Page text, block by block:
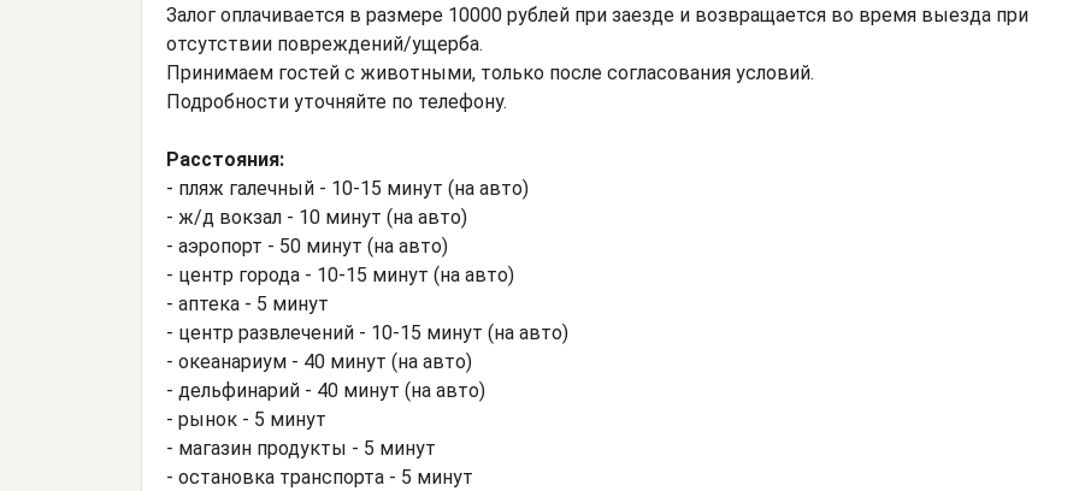
Залог оплачивается в размере 10000 рублей при заезде и возвращается во время выезда при
отсутствии повреждений/ущерба.
Принимаем гостей с животными, только после согласования условий.
Подробности уточняйте по телефону.
Расстояния:
- пляж галечный - 10-15 минут (на авто)
- ж/д вокзал - 10 минут (на авто)
- аэропорт - 50 минут (на авто)
- центр города - 10-15 минут (на авто)
- аптека - 5 минут
- центр развлечений - 10-15 минут (на авто)
- океанариум - 40 минут (на авто)
- дельфинарий - 40 минут (на авто)
- рынок - 5 минут
- магазин продукты - 5 минут
- остановка транспорта - 5 минут